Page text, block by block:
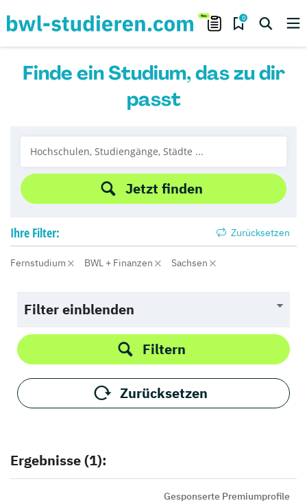
0
Finde ein Studium, das zu dir
passt
Jetzt finden
Ihre Filter: Zurücksetzen
Fernstudium BWL + Finanzen Sachsen
Filter einblenden
Filtern
Zurücksetzen
Ergebnisse (1):
Gesponserte Premiumprofile